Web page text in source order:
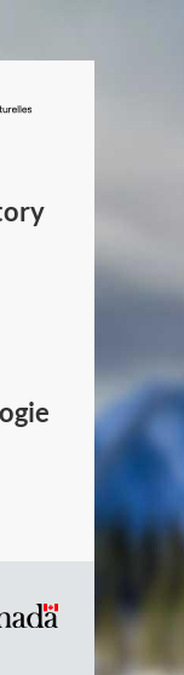
/
Canada
Symbole